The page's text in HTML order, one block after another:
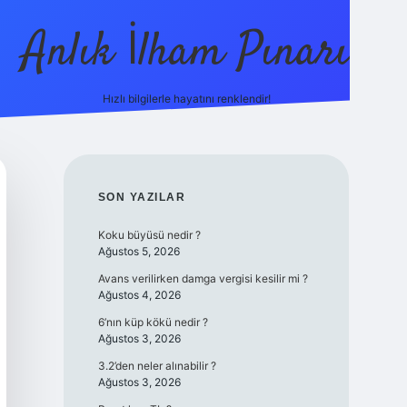
Anlık İlham Pınarı
Hızlı bilgilerle hayatını renklendir!
SIDEBAR
SON YAZILAR
Koku büyüsü nedir ?
Ağustos 5, 2026
Avans verilirken damga vergisi kesilir mi ?
Ağustos 4, 2026
6’nın küp kökü nedir ?
Ağustos 3, 2026
3.2’den neler alınabilir ?
Ağustos 3, 2026